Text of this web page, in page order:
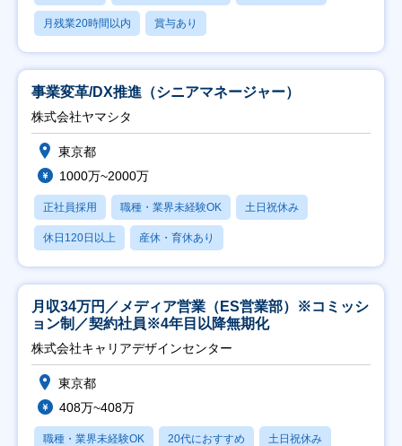
月残業20時間以内 賞与あり
事業変革/DX推進（シニアマネージャー）
株式会社ヤマシタ
東京都
1000万~2000万
正社員採用 職種・業界未経験OK 土日祝休み
休日120日以上 産休・育休あり
月収34万円／メディア営業（ES営業部）※コミッシ
ョン制／契約社員※4年目以降無期化
株式会社キャリアデザインセンター
東京都
408万~408万
職種・業界未経験OK 20代におすすめ 土日祝休み